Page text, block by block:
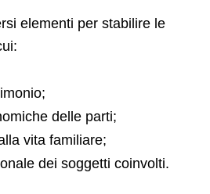
elementi per stabilire le
delle parti;
vita familiare;
dei soggetti coinvolti.